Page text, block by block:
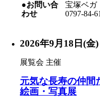
●お問い合
わせ
宝塚ベガ
0797-84-
2026年9月18日(金
展覧会 主催
元気な長寿の仲
絵画・写真展